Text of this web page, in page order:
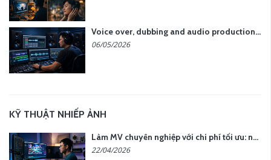
Voice over, dubbing and audio production services in Vietnam for global content
06/05/2026
KỸ THUẬT NHIẾP ẢNH
Làm MV chuyên nghiệp với chi phí tối ưu: nên chọn quay thực tế hay video AI?
22/04/2026